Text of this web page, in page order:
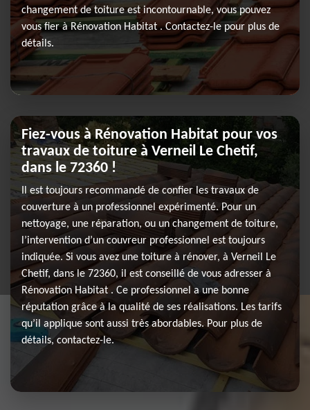
changement de toiture est incontournable, vous pouvez
vous fier à Rénovation Habitat . Contactez-le pour plus de
détails.
Fiez-vous à Rénovation Habitat pour vos
travaux de toiture à Verneil Le Chetif,
dans le 72360 !
Il est toujours recommandé de confier les travaux de
couverture à un professionnel expérimenté. Pour un
nettoyage, une réparation, ou un changement de toiture,
l’intervention d’un couvreur professionnel est toujours
indiquée. Si vous avez une toiture à rénover, à Verneil Le
Chetif, dans le 72360, il est conseillé de vous adresser à
Rénovation Habitat . Ce professionnel a une bonne
réputation grâce à la qualité de ses réalisations. Les tarifs
qu’il applique sont aussi très abordables. Pour plus de
détails, contactez-le.